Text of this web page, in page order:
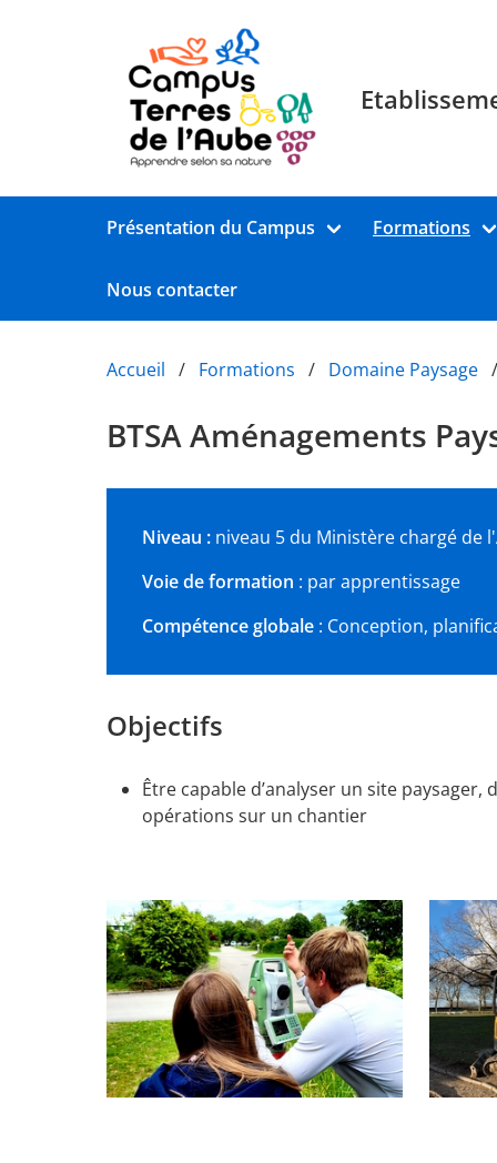
Présentation du Campus Formations
Nous contacter
Accueil Formations Domaine Paysage
BTSA Aménagements
Niveau : niveau 5 du Ministère chargé de
Voie de formation : par apprentissage
Compétence globale : Conception,
Objectifs
Être capable d’analyser un site
opérations sur un chantier